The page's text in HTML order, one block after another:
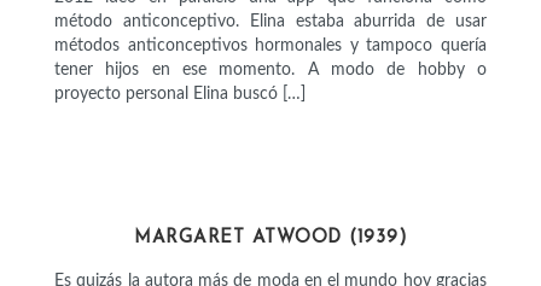
método anticonceptivo. Elina estaba aburrida de usar
métodos anticonceptivos hormonales y tampoco quería
tener hijos en ese momento. A modo de hobby o
proyecto personal Elina buscó […]
MARGARET ATWOOD (1939)
Es quizás la autora más de moda en el mundo hoy gracias